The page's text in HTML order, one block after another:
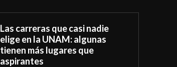
Las carreras que casi nadie
elige en la UNAM: algunas
tienen más lugares que
aspirantes